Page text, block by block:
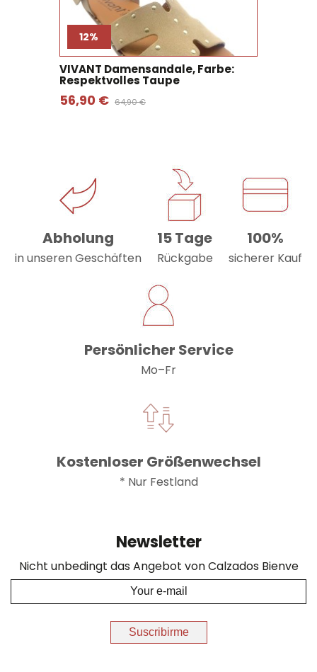
12%
VIVANT Damensandale, Farbe:
Respektvolles Taupe
56,90 € 64,90 €
Abholung
in unseren Geschäften
15 Tage
Rückgabe
100%
sicherer Kauf
Persönlicher Service
Mo–Fr
Kostenloser Größenwechsel
* Nur Festland
Newsletter
Nicht unbedingt das Angebot von Calzados Bienve
Suscribirme